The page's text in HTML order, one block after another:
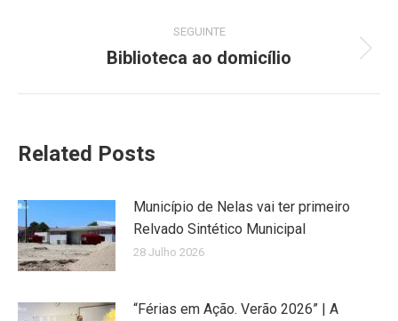
SEGUINTE
Next
Biblioteca ao domicílio
Related Posts
Município de Nelas vai ter primeiro
Relvado Sintético Municipal
28 Julho 2026
“Férias em Ação. Verão 2026” | A